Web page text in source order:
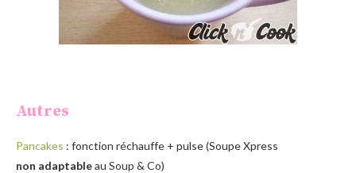
Autres
Pancakes : fonction réchauffe + pulse (Soupe Xpress
non adaptableau Soup & Co)